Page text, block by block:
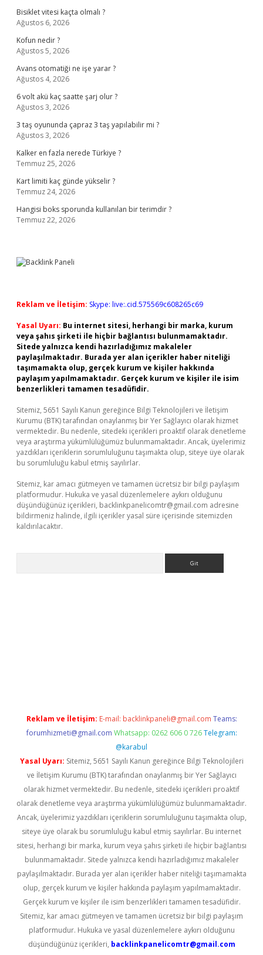
Bisiklet vitesi kaçta olmalı ?
Ağustos 6, 2026
Kofun nedir ?
Ağustos 5, 2026
Avans otomatiği ne işe yarar ?
Ağustos 4, 2026
6 volt akü kaç saatte şarj olur ?
Ağustos 3, 2026
3 taş oyununda çapraz 3 taş yapılabilir mi ?
Ağustos 3, 2026
Kalker en fazla nerede Türkiye ?
Temmuz 25, 2026
Kart limiti kaç günde yükselir ?
Temmuz 24, 2026
Hangisi boks sporunda kullanılan bir terimdir ?
Temmuz 22, 2026
Reklam ve İletişim: Skype: live:.cid.575569c608265c69
Yasal Uyarı: Bu internet sitesi, herhangi bir marka, kurum
veya şahıs şirketi ile hiçbir bağlantısı bulunmamaktadır.
Sitede yalnızca kendi hazırladığımız makaleler
paylaşılmaktadır. Burada yer alan içerikler haber niteliği
taşımamakta olup, gerçek kurum ve kişiler hakkında
paylaşım yapılmamaktadır. Gerçek kurum ve kişiler ile isim
benzerlikleri tamamen tesadüfidir.
Sitemiz, 5651 Sayılı Kanun gereğince Bilgi Teknolojileri ve İletişim
Kurumu (BTK) tarafından onaylanmış bir Yer Sağlayıcı olarak hizmet
vermektedir. Bu nedenle, sitedeki içerikleri proaktif olarak denetleme
veya araştırma yükümlülüğümüz bulunmamaktadır. Ancak, üyelerimiz
yazdıkları içeriklerin sorumluluğunu taşımakta olup, siteye üye olarak
bu sorumluluğu kabul etmiş sayılırlar.
Sitemiz, kar amacı gütmeyen ve tamamen ücretsiz bir bilgi paylaşım
platformudur. Hukuka ve yasal düzenlemelere aykırı olduğunu
düşündüğünüz içerikleri, backlinkpanelicomtr@gmail.com adresine
bildirmeniz halinde, ilgili içerikler yasal süre içerisinde sitemizden
kaldırılacaktır.
Reklam ve İletişim: E-mail: backlinkpaneli@gmail.com Teams:
forumhizmeti@gmail.com Whatsapp: 0262 606 0 726 Telegram:
@karabul
Yasal Uyarı: Sitemiz, 5651 Sayılı Kanun gereğince Bilgi Teknolojileri
ve İletişim Kurumu (BTK) tarafından onaylanmış bir Yer Sağlayıcı
olarak hizmet vermektedir. Bu nedenle, sitedeki içerikleri proaktif
olarak denetleme veya araştırma yükümlülüğümüz bulunmamaktadır.
Ancak, üyelerimiz yazdıkları içeriklerin sorumluluğunu taşımakta olup,
siteye üye olarak bu sorumluluğu kabul etmiş sayılırlar. Bu internet
sitesi, herhangi bir marka, kurum veya şahıs şirketi ile hiçbir bağlantısı
bulunmamaktadır. Sitede yalnızca kendi hazırladığımız makaleler
paylaşılmaktadır. Burada yer alan içerikler haber niteliği taşımamakta
olup, gerçek kurum ve kişiler hakkında paylaşım yapılmamaktadır.
Gerçek kurum ve kişiler ile isim benzerlikleri tamamen tesadüfidir.
Sitemiz, kar amacı gütmeyen ve tamamen ücretsiz bir bilgi paylaşım
platformudur. Hukuka ve yasal düzenlemelere aykırı olduğunu
düşündüğünüz içerikleri, backlinkpanelicomtr@gmail.com